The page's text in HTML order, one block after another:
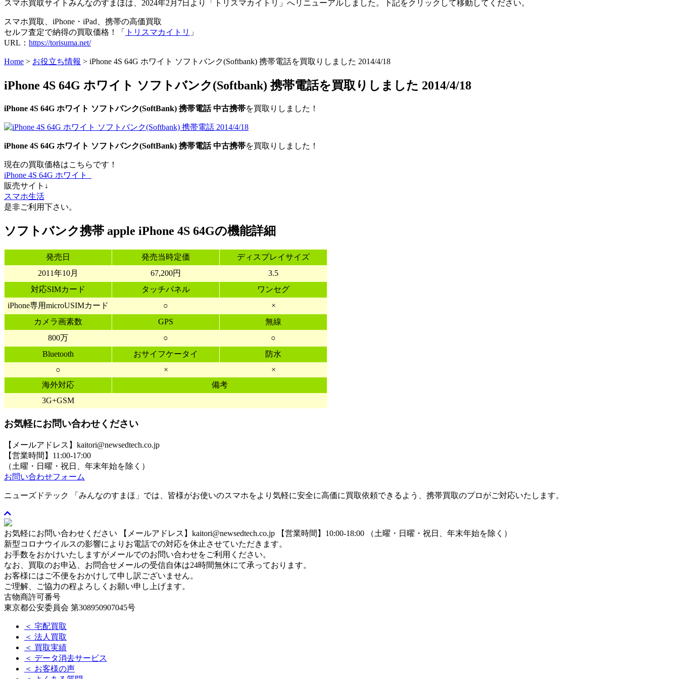
スマホ買取サイトみんなのすまほは、2024年2月7日より「トリスマカイトリ」へリニューアルしました。下記をクリックして移動してください。
スマホ買取、iPhone・iPad、携帯の高価買取
セルフ査定で納得の買取価格！「
トリスマカイトリ 」
URL： https://torisuma.net/
Home > お役立ち情報 > iPhone 4S 64G ホワイト ソフトバンク(Softbank) 携帯電話を買取りしました 2014/4/18
iPhone 4S 64G ホワイト ソフトバンク(Softbank) 携帯電話を買取りしました 2014/4/18
iPhone 4S 64G ホワイト ソフトバンク(SoftBank) 携帯電話 中古携帯を買取りしました！
iPhone 4S 64G ホワイト ソフトバンク(SoftBank) 携帯電話 中古携帯を買取りしました！
現在の買取価格はこちらです！
iPhone 4S 64G ホワイト
販売サイト↓
スマホ生活
是非ご利用下さい。
ソフトバンク携帯 apple iPhone 4S 64Gの機能詳細
発売日 発売当時定価
ディスプレイサイズ
2011年10月
67,200円
3.5
対応SIMカード
タッチパネル
ワンセグ
iPhone専用microUSIMカード
○
×
カメラ画素数
GPS
無線
800万
○
○
Bluetooth
おサイフケータイ
防水
○
×
×
海外対応
備考
3G+GSM
お気軽にお問い合わせください
【メールアドレス】kaitori@newsedtech.co.jp
【営業時間】11:00-17:00
（土曜・日曜・祝日、年末年始を除く）
お問い合わせフォーム
ニューズドテック 「みんなのすまほ」では、皆様がお使いのスマホをより気軽に安全に高価に買取依頼できるよう、携帯買取のプロがご対応いたします。
お気軽にお問い合わせください 【メールアドレス】kaitori@newsedtech.co.jp
【営業時間】10:00-18:00 （土曜・日曜・祝日、年末年始を除く）
新型コロナウイルスの影響によりお電話での対応を休止させていただきます。
お手数をおかけいたしますがメールでのお問い合わせをご利用ください。
なお、買取のお申込、お問合せメールの受信自体は24時間無休にて承っております。
お客様にはご不便をおかけして申し訳ございません。
ご理解、ご協力の程よろしくお願い申し上げます。
古物商許可番号
東京都公安委員会 第308950907045号
＜ 宅配買取
＜ 法人買取
＜ 買取実績
＜ データ消去サービス
＜ お客様の声